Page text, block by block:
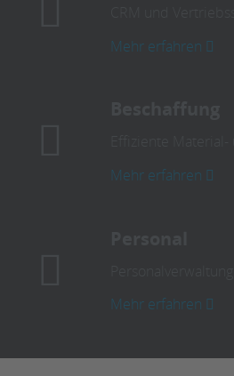
Mehr erfahren
Mehr erfahren
Mehr erfahren